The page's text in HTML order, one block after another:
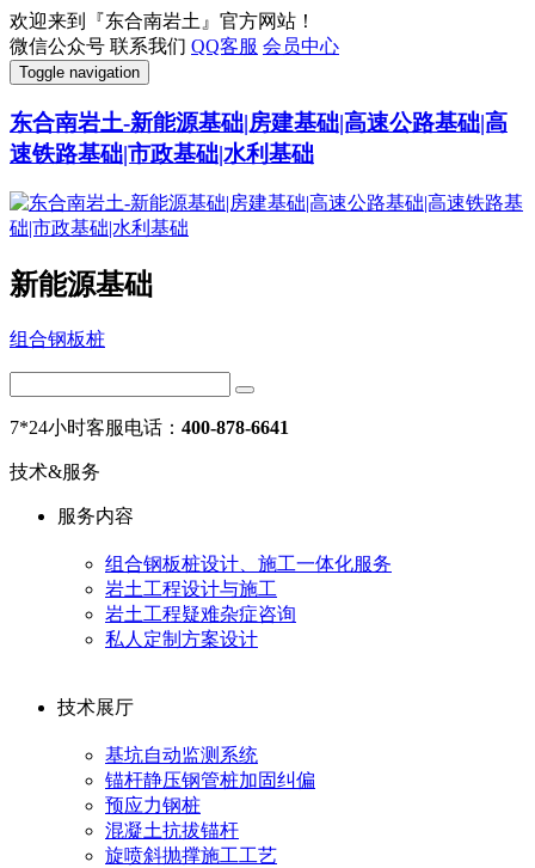
欢迎来到『东合南岩土』官方网站！
微信公众号 联系我们 QQ客服 会员中心
Toggle navigation
东合南岩土-新能源基础|房建基础|高速公路基础|高
速铁路基础|市政基础|水利基础
新能源基础
组合钢板桩
7*24小时客服电话： 400-878-6641
技术&服务
服务内容
组合钢板桩设计、施工一体化服务
岩土工程设计与施工
岩土工程疑难杂症咨询
私人定制方案设计
技术展厅
基坑自动监测系统
锚杆静压钢管桩加固纠偏
预应力钢桩
混凝土抗拔锚杆
旋喷斜抛撑施工工艺